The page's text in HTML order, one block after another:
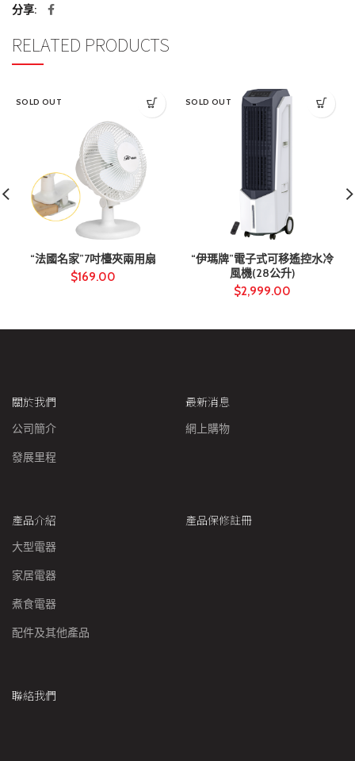
分享
RELATED PRODUCTS
SOLD OUT
“法國名家”7吋檯夾兩用扇
$169.00
SOLD OUT
“伊瑪牌”電子式可移遙控水冷
風機(28公升)
$2,999.00
關於我們
公司簡介
發展里程
最新消息
網上購物
產品介紹
大型電器
家居電器
煮食電器
配件及其他產品
產品保修註冊
聯絡我們